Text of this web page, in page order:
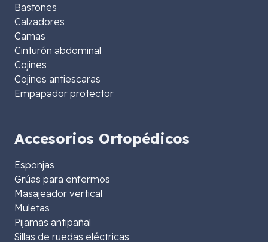
Bastones
Calzadores
Camas
Cinturón abdominal
Cojines
Cojines antiescaras
Empapador protector
Accesorios Ortopédicos
Esponjas
Grúas para enfermos
Masajeador vertical
Muletas
Pijamas antipañal
Sillas de ruedas eléctricas